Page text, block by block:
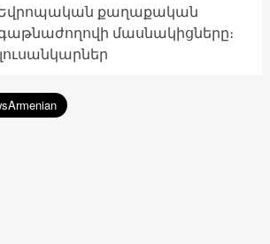
Եվրոպական քաղաքական
մասնակիցները։